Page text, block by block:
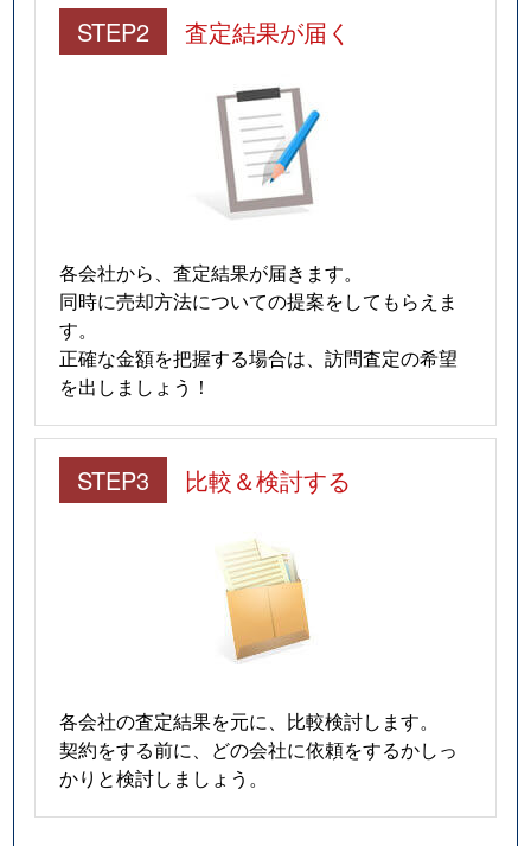
STEP2 査定結果が届く
各会社から、査定結果が届きます。
同時に売却方法についての提案をしてもらえま
す。
正確な金額を把握する場合は、訪問査定の希望
を出しましょう！
STEP3 比較＆検討する
各会社の査定結果を元に、比較検討します。
契約をする前に、どの会社に依頼をするかしっ
かりと検討しましょう。